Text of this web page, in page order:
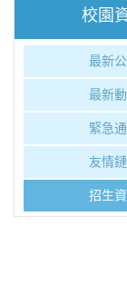
校園
最新
最新
緊急
友情
招生